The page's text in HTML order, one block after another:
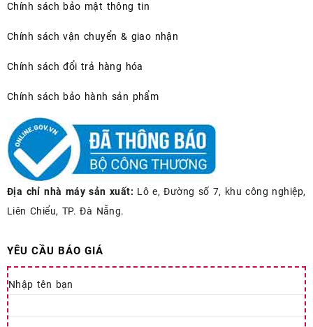
Chính sách bảo mật thông tin
Chính sách vận chuyển & giao nhận
Chính sách đổi trả hàng hóa
Chính sách bảo hành sản phẩm
Địa chỉ nhà máy sản xuất: Lô e, Đường số 7, khu công nghiệp,
Liên Chiểu, TP. Đà Nẵng.
YÊU CẦU BÁO GIÁ
Nhập tên bạn